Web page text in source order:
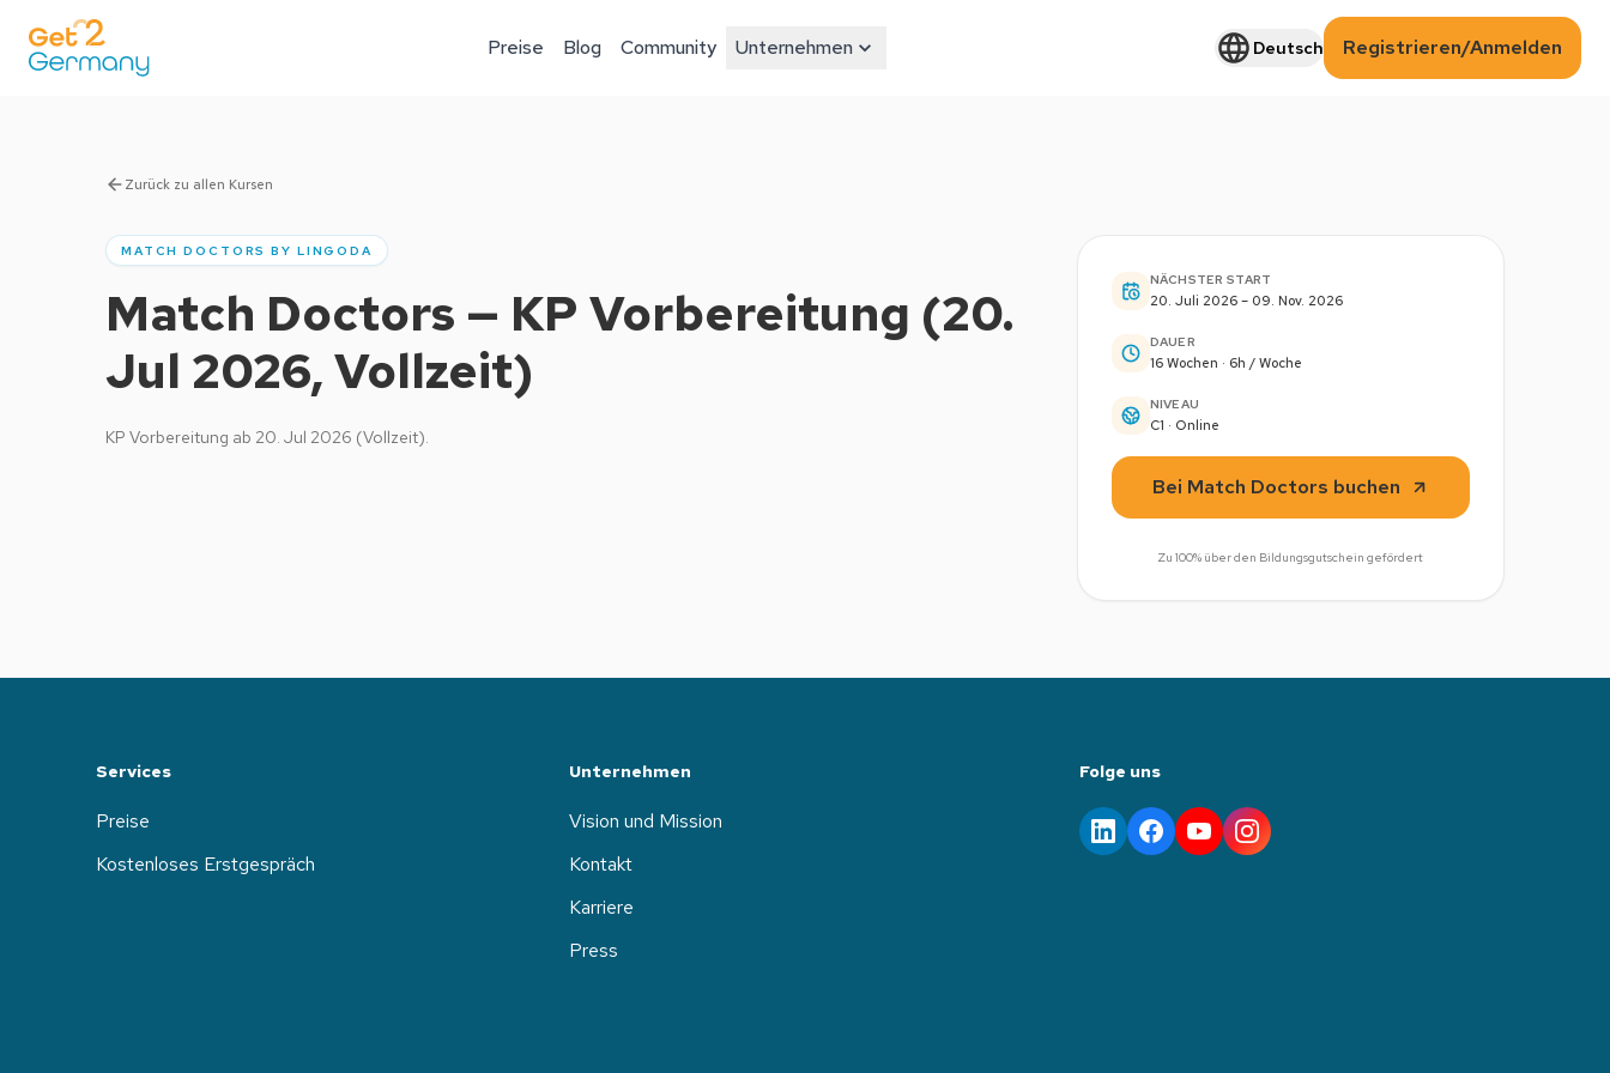
Preise Blog Community Unternehmen Deutsch Registrieren/Anmelden
Zurück zu allen Kursen
MATCH DOCTORS BY LINGODA
Match Doctors — KP Vorbereitung (20.
Jul 2026, Vollzeit)
KP Vorbereitung ab 20. Jul 2026 (Vollzeit).
NÄCHSTER START
20. Juli 2026 – 09. Nov. 2026
DAUER
16 Wochen · 6h / Woche
NIVEAU
C1 · Online
Bei Match Doctors buchen
Zu 100% über den Bildungsgutschein gefördert
Services
Preise
Kostenloses Erstgespräch
Unternehmen
Vision und Mission
Kontakt
Karriere
Press
Folge uns